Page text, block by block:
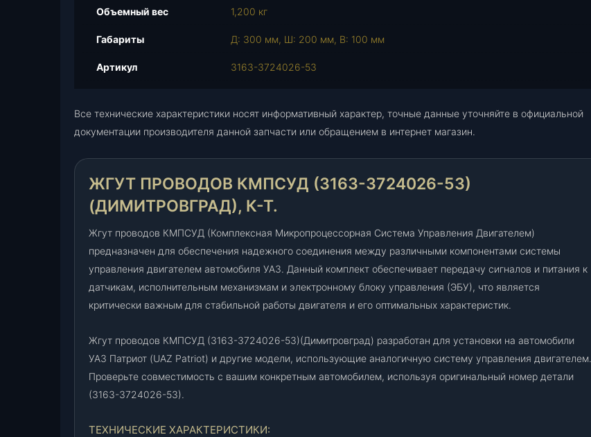
о
о
М
С
(
3
1
6
3
7
2
4
Объемный вес 1,200 кг
Габариты Д: 300 мм, Ш: 200 мм, В: 100 мм
Артикул 3163-3724026-53
Все технические характеристики носят информативный характер, точные данные уточняйте в официальной
документации производителя данной запчасти или обращением в интернет магазин.
ЖГУТ ПРОВОДОВ КМПСУД (3163-3724026-53)
(ДИМИТРОВГРАД), К-Т.
Жгут проводов КМПСУД (Комплексная Микропроцессорная Система Управления Двигателем)
предназначен для обеспечения надежного соединения между различными компонентами системы
управления двигателем автомобиля УАЗ. Данный комплект обеспечивает передачу сигналов и питания к
датчикам, исполнительным механизмам и электронному блоку управления (ЭБУ), что является
критически важным для стабильной работы двигателя и его оптимальных характеристик.
Жгут проводов КМПСУД (3163-3724026-53)(Димитровград) разработан для установки на автомобили
УАЗ Патриот (UAZ Patriot) и другие модели, использующие аналогичную систему управления двигателем.
Проверьте совместимость с вашим конкретным автомобилем, используя оригинальный номер детали
(3163-3724026-53).
ТЕХНИЧЕСКИЕ ХАРАКТЕРИСТИКИ: